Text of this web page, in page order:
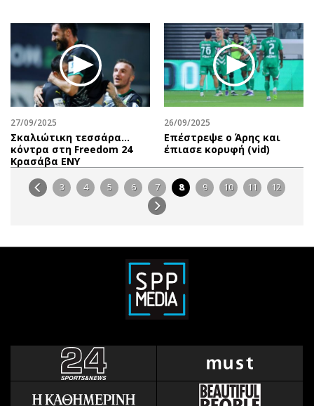
27/09/2025
Σκαλιώτικη τεσσάρα…
κόντρα στη Freedom 24
Κρασάβα ΕΝΥ
26/09/2025
Επέστρεψε ο Άρης και
έπιασε κορυφή (vid)
3 4 5 6 7 8 9 10 11 12